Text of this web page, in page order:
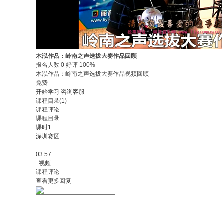
木泓作品：岭南之声选拔大赛作品回顾
报名人数 0 好评 100%
木泓作品：岭南之声选拔大赛作品视频回顾
免费
开始学习 咨询客服
课程目录(1)
课程评论
课程目录
课时1
深圳赛区
03:57
视频
课程评论
查看更多回复